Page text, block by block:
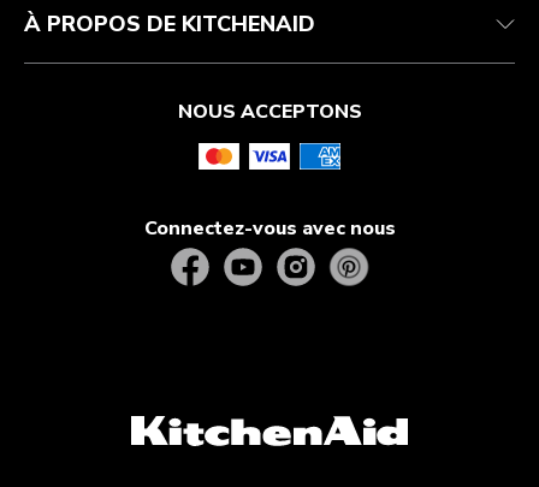
À PROPOS DE KITCHENAID
NOUS ACCEPTONS
Connectez-vous avec nous